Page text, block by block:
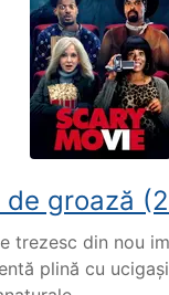
de groază
trezesc din nou
plină cu